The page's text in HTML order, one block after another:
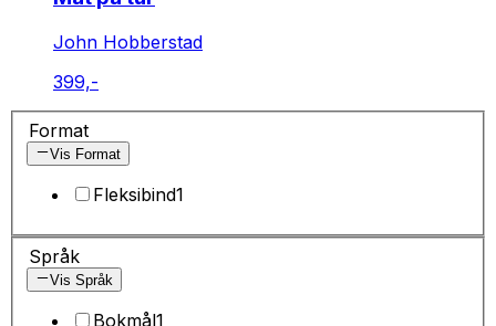
John Hobberstad
399,-
Format
Vis Format
Fleksibind1
Språk
Vis Språk
Bokmål1